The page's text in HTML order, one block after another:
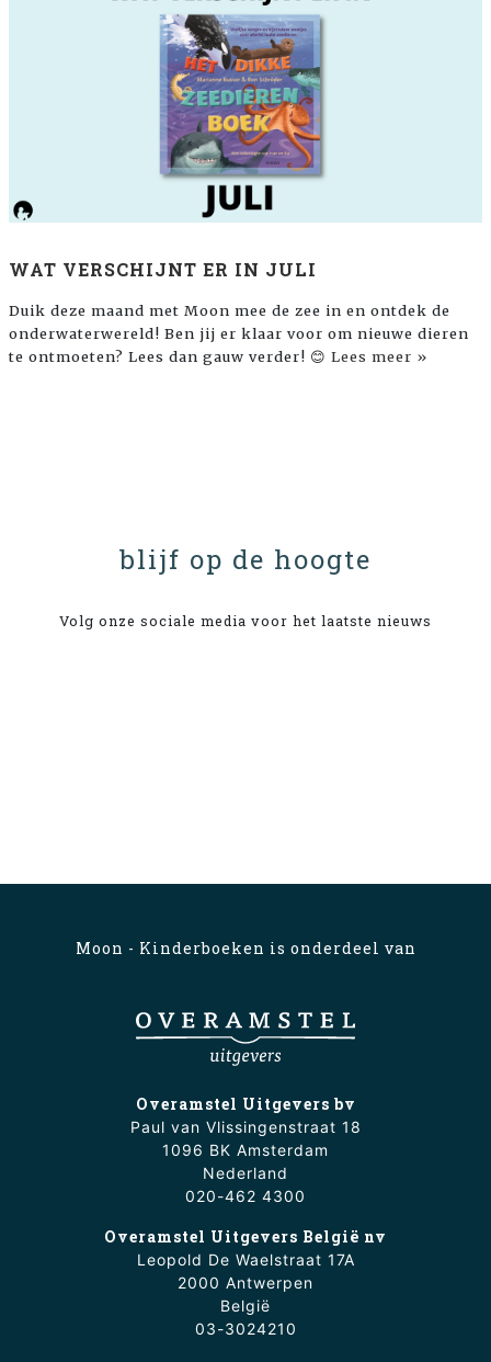
WAT VERSCHIJNT ER IN JULI
Duik deze maand met Moon mee de zee in en ontdek de
onderwaterwereld! Ben jij er klaar voor om nieuwe dieren
te ontmoeten? Lees dan gauw verder! 😊 Lees meer »
blijf op de hoogte
Volg onze sociale media voor het laatste nieuws
Moon - Kinderboeken is onderdeel van
Overamstel Uitgevers bv
Paul van Vlissingenstraat 18
1096 BK Amsterdam
Nederland
020-462 4300
Overamstel Uitgevers België nv
Leopold De Waelstraat 17A
2000 Antwerpen
België
03-3024210